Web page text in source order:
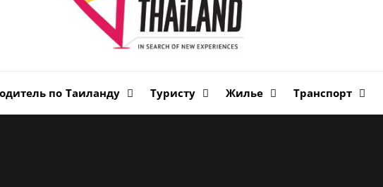
по Таиланду Туристу Жилье Транспорт